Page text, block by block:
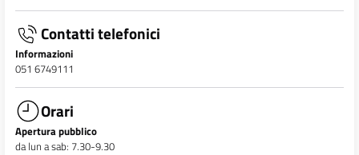
Contatti telefonici
Informazioni
051 6749111
Orari
Apertura pubblico
da lun a sab: 7.30-9.30